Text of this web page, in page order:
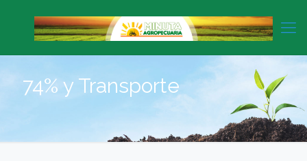
74% y Transporte